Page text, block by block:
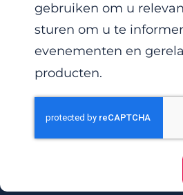
gebruiken om u
sturen om u te
evenementen en
producten.